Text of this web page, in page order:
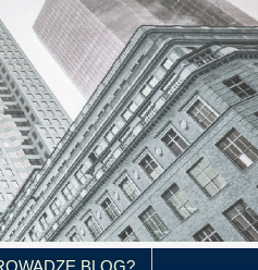
BLOG?